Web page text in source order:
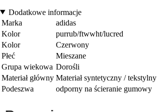
Dodatkowe informacje
Marka
adidas
Kolor
purrub/ftwwht/lucred
Kolor
Czerwony
Płeć
Mieszane
Grupa wiekowa Dorośli
Materiał główny Materiał syntetyczny / tekstylny
Podeszwa
odporny na ścieranie gumowy